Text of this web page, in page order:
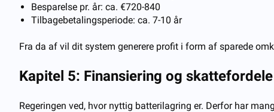
Besparelse pr. år: ca. €720-840
Tilbagebetalingsperiode: ca. 7-10 år
Fra da af vil dit system generere profit i form af sparede
Kapitel 5: Finansiering og skattefordele
Regeringen ved, hvor nyttig batterilagring er. Derfor har